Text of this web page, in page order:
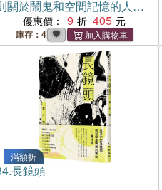
關於鬧鬼和空間記憶的人類
學敘事優惠價： 9 405
庫存：4
滿額折
長鏡頭